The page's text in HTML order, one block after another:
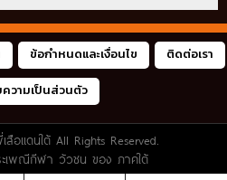
ข้อกำหนดและเงื่อนไข ติดต่อเรา
ความเป็นส่วนตัว
สือแดนใต้ All Rights Reserved.
เพณีกีฬา วัวชน ของ ภาคใต้